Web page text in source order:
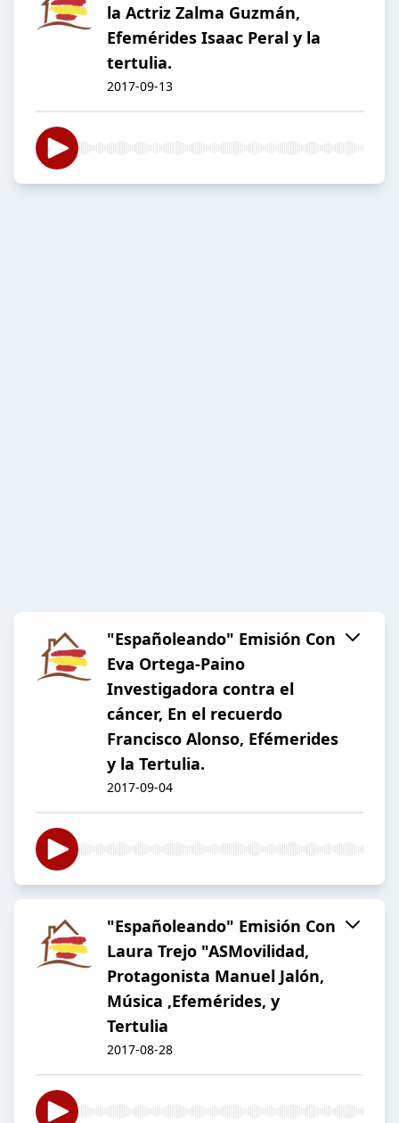
la Actriz Zalma Guzmán,
Efemérides Isaac Peral y la
tertulia.
2017-09-13
"Españoleando" Emisión Con
Eva Ortega-Paino
Investigadora contra el
cáncer, En el recuerdo
Francisco Alonso, Efémerides
y la Tertulia.
2017-09-04
"Españoleando" Emisión Con
Laura Trejo "ASMovilidad,
Protagonista Manuel Jalón,
Música ,Efemérides, y
Tertulia
2017-08-28